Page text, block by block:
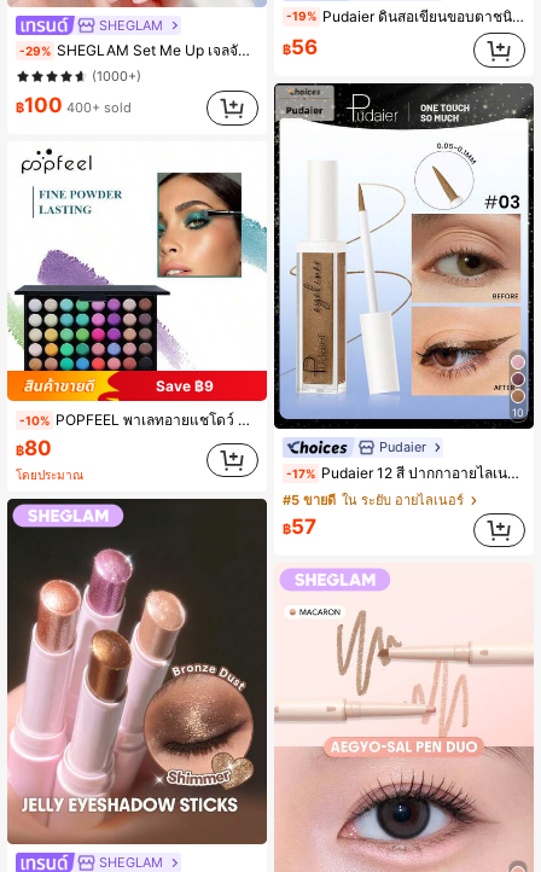
SHEGLAM
-29% SHEGLAM Set Me Up เจลจัดทรงคิ้ว เครื่องสำอางแบรนด์ความงามและเมคอัพสำหรับผู้หญิงและเด็กผู้หญิง
#2 ขายดี ใน ของเหลว คิ้ว
(1000+)
#2 ขายดี ใน ของเหลว คิ้ว
(1000+)
#2 ขายดี ใน ของเหลว คิ้ว
(1000+)
฿100 400+ sold
Save ฿9
-10% POPFEEL พาเลทอายแชโดว์ 40 สี ติดทนนาน เกลี่ยง่าย เนื้อแมตต์และชิมเมอร์ ชุดแต่งหน้าครบในหนึ่งเดียวสำหรับผู้เริ่มต้นและมืออาชีพ เหมาะสำหรับลุคประจำวันและวันหยุด
฿80
โดยประมาณ
SHEGLAM
-19% Pudaier ดินสอเขียนขอบตาชนิดน้ำกันน้ำ - สีดำ, แห้งเร็ว, ไม่เลอะ, ติดทนนาน แห้งเร็ว กันน้ำ ไม่เลอะ, เนียนนุ่ม, ติดทนนานเพื่อคงการแต่งหน้า, ไม่ซีดจางง่าย, เหมาะสำหรับผู้เริ่มต้น
฿56
10
Pudaier
-17% Pudaier 12 สี ปากกาอายไลเนอร์ชนิดน้ำกลิตเตอร์มุก, อายไลเนอร์มุกแห้งเร็วกันน้ำ, ติดทนนานไม่เลอะ, ทางเลือกอายไลเนอร์ที่สมบูรณ์แบบ
#5 ขายดี ใน ระยับ อายไลเนอร์
฿57